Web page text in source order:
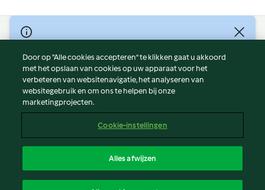
© Copyright 2026
Gebruiksvoorwaarden
Privacybeleid
Disclaimer
Colofon
Verslag Inhoud
Toegankelijkheidsverklaring
Door op “Alle cookies accepteren” te klikken gaat u akkoord
met het opslaan van cookies op uw apparaat voor het
verbeteren van websitenavigatie, het analyseren van
websitegebruik en om ons te helpen bij onze
marketingprojecten.
Cookie-instellingen
Alles afwijzen